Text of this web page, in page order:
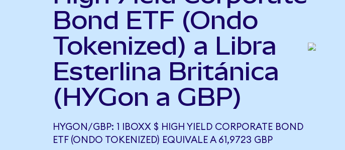
Bond ETF (Ondo
Tokenized) a Libra
Esterlina Británica
(HYGon a GBP)
HYGON/GBP: 1 IBOXX $ HIGH YIELD CORPORATE BOND
ETF (ONDO TOKENIZED) EQUIVALE A 61,9723 GBP